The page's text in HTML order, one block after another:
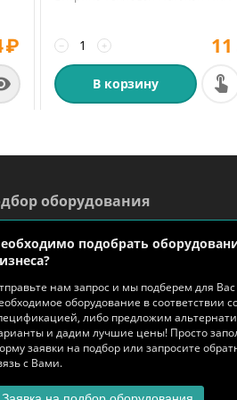
₽ +
− 11
В корзину
оборудования
подобрать
нам запрос и мы подберем для Вас
оборудование в соответствии
либо предложим
и дадим лучшие цены! Просто
заявки на подбор или запросите
с Вами.